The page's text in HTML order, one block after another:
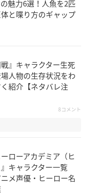
魅力6選！人魚を2匹
と喋り方のギャップ
戦』キャラクター生死
人物の生存状況をわ
紹介【ネタバレ注
8コメント
ーローアカデミア（ヒ
キャラクター一覧
メ声優・ヒーロー名